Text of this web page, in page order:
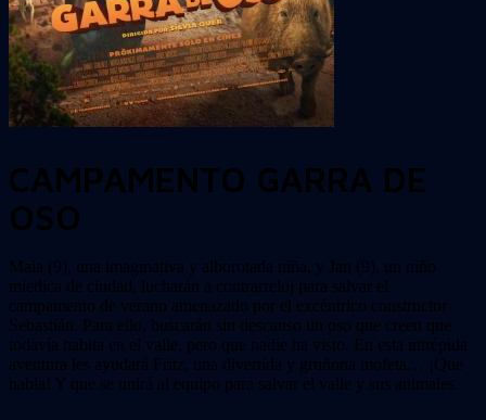
CAMPAMENTO GARRA DE
OSO
Maia (9), una imaginativa y alborotada niña, y Jan (9), un niño
miedica de ciudad, lucharán a contrarreloj para salvar el
campamento de verano amenazado por el excéntrico constructor
Sebastián. Para ello, buscarán sin descanso un oso que creen que
todavía habita en el valle, pero que nadie ha visto. En esta intrépida
aventura les ayudará Fritz, una divertida y gruñona mofeta… ¡Que
habla! Y que se unirá al equipo para salvar el valle y sus animales.